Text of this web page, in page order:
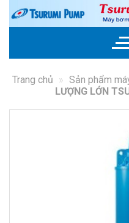
Skip
Trang chủ » Sản phẩm
LƯỢNG LỚN